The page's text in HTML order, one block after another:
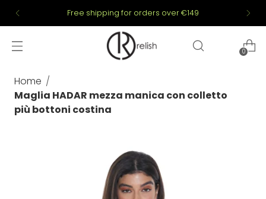
Free shipping for orders over €149
0
Home
Maglia HADAR mezza manica con colletto
più bottoni costina